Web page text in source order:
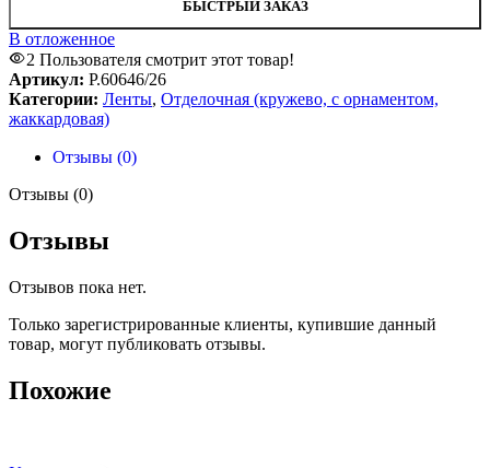
БЫСТРЫЙ ЗАКАЗ
В отложенное
2 Пользователя смотрит этот товар!
Артикул: Р.60646/26
Категории: Ленты, Отделочная (кружево, с орнаментом,
жаккардовая)
Отзывы (0)
Отзывы (0)
Отзывы
Отзывов пока нет.
Только зарегистрированные клиенты, купившие данный
товар, могут публиковать отзывы.
Похожие